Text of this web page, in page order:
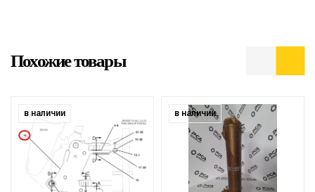
Похожие товары
в наличии в наличии